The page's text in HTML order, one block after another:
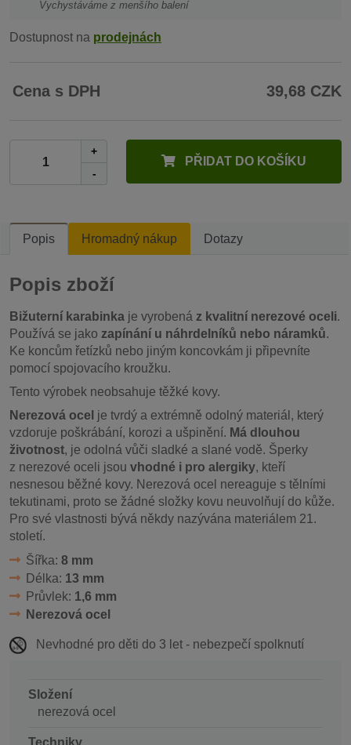
Vychystáváme z menšího balení
Dostupnost na prodejnách
Cena s DPH 39,68 CZK
+
-
PŘIDAT DO KOŠÍKU
Popis Hromadný nákup Dotazy
Popis zboží
Bižuterní karabinka je vyrobená z kvalitní nerezové oceli.
Používá se jako zapínání u náhrdelníků nebo náramků.
Ke koncům řetízků nebo jiným koncovkám ji připevníte
pomocí spojovacího kroužku.
Tento výrobek neobsahuje těžké kovy.
Nerezová ocel je tvrdý a extrémně odolný materiál, který
vzdoruje poškrábání, korozi a ušpinění. Má dlouhou
životnost, je odolná vůči sladké a slané vodě. Šperky
z nerezové oceli jsou vhodné i pro alergiky, kteří
nesnesou běžné kovy. Nerezová ocel nereaguje s tělními
tekutinami, proto se žádné složky kovu neuvolňují do kůže.
Pro své vlastnosti bývá někdy nazývána materiálem 21.
století.
Šířka: 8 mm
Délka: 13 mm
Průvlek: 1,6 mm
Nerezová ocel
Nevhodné pro děti do 3 let - nebezpečí spolknutí
Složení
nerezová ocel
Techniky